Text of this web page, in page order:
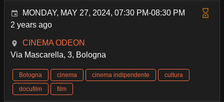
MONDAY, MAY 27, 2024, 07:30 PM-08:30 PM
2 years ago
CINEMA ODEON
Via Mascarella, 3, Bologna
Bologna cinema cinema indipendente
cultura
docufilm
film